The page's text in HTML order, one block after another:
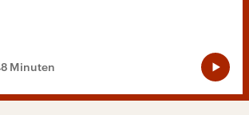
Minuten